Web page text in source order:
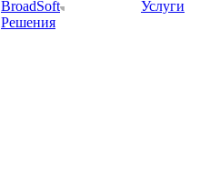
BroadSoft
Решения
Услуги